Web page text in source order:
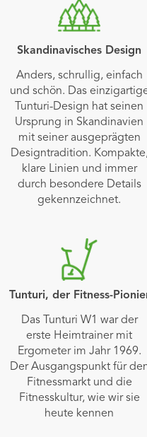
Skandinavisches Design
Anders, schrullig, einfach
und schön. Das
Tunturi-Design hat seinen
Ursprung in Skandinavien
mit seiner ausgeprägten
Designtradition.
klare Linien und immer
durch besondere Details
gekennzeichnet.
Tunturi, der Fitness-
Das Tunturi W1 war der
erste Heimtrainer mit
Ergometer im Jahr 1969.
Der Ausgangspunkt für
Fitnessmarkt und die
Fitnesskultur, wie wir sie
heute kennen